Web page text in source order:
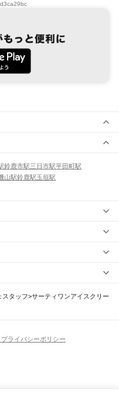
鈴鹿市駅三日市駅平田町駅
山駅鈴鹿駅玉垣駅
スタッフ>サーティワンアイスクリー
ライバシーポリシー